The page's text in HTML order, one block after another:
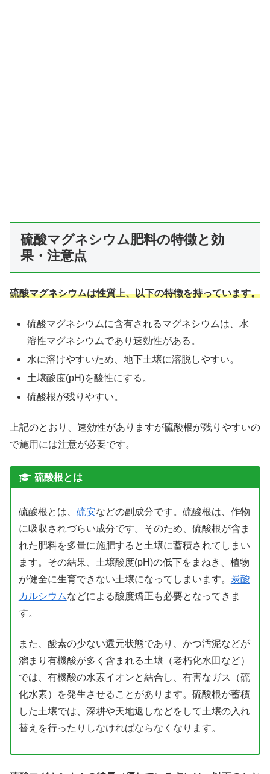
硫酸マグネシウム肥料の特徴と効
果・注意点
硫酸マグネシウムは性質上、以下の特徴を持っています。
硫酸マグネシウムに含有されるマグネシウムは、水
溶性マグネシウムであり速効性がある。
水に溶けやすいため、地下土壌に溶脱しやすい。
土壌酸度(pH)を酸性にする。
硫酸根が残りやすい。
上記のとおり、速効性がありますが硫酸根が残りやすいの
で施用には注意が必要です。
硫酸根とは
硫酸根とは、 硫安などの副成分です。硫酸根は、作物
に吸収されづらい成分です。そのため、硫酸根が含ま
れた肥料を多量に施肥すると土壌に蓄積されてしまい
ます。その結果、土壌酸度(pH)の低下をまねき、植物
が健全に生育できない土壌になってしまいます。 炭酸
カルシウムなどによる酸度矯正も必要となってきま
す。
また、酸素の少ない還元状態であり、かつ汚泥などが
溜まり有機酸が多く含まれる土壌（老朽化水田など）
では、有機酸の水素イオンと結合し、有害なガス（硫
化水素）を発生させることがあります。硫酸根が蓄積
した土壌では、深耕や天地返しなどをして土壌の入れ
替えを行ったりしなければならなくなります。